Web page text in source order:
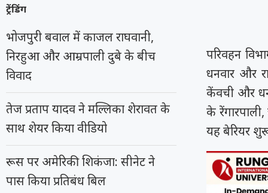
परिवहन
धनवार और
केंवची और
के
यह बेरियर
ट्रेंडिंग
भोजपुरी बवाल में काजल राघवानी,
निरहुआ और आम्रपाली दुबे के बीच
विवाद
तेज प्रताप यादव ने मल्लिका शेरावत के
साथ शेयर किया वीडियो
रूस पर अमेरिकी शिकंजा: सीनेट ने
पास किया प्रतिबंध बिल